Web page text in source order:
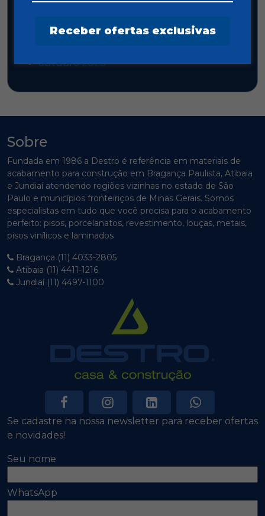
Receber ofertas exclusivas
outubro 2025
agosto 2025
outubro 2023
Sobre
Fundada em 1986 a Destro é referência em materiais de
acabamento para construção em Bragança Paulista, Atibaia
e Jundiaí atendendo regiões vizinhas no estado de São
Paulo e municípios fronteiriços de Minas Gerais. Somos
especialistas em tudo que você precisa para o acabamento
perfeito: pisos, porcelanatos, revestimento, louças, metais,
pisos vinílicos e laminados
Bragança (11) 4033-2805
Atibaia (11) 4411-1216
Jundiaí (11) 4497-1100
Se cadastre na nossa newsletter para receber ofertas
e novidades!
Seu nome
WhatsApp